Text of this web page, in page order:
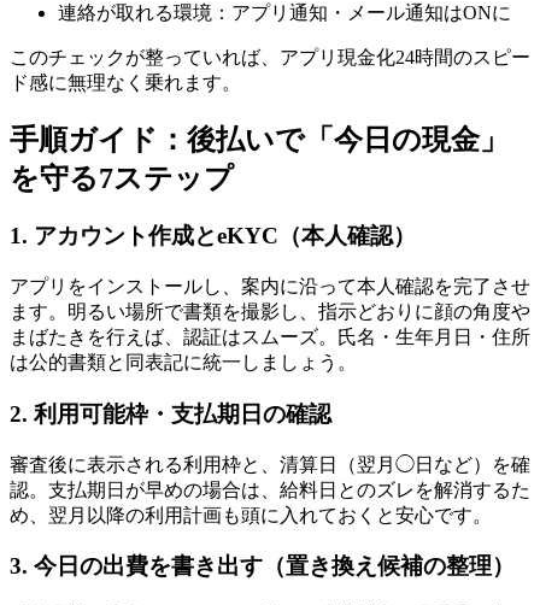
連絡が取れる環境：アプリ通知・メール通知はONに
このチェックが整っていれば、アプリ現金化24時間のスピー
ド感に無理なく乗れます。
手順ガイド：後払いで「今日の現金」
を守る7ステップ
1. アカウント作成とeKYC（本人確認）
アプリをインストールし、案内に沿って本人確認を完了させ
ます。明るい場所で書類を撮影し、指示どおりに顔の角度や
まばたきを行えば、認証はスムーズ。氏名・生年月日・住所
は公的書類と同表記に統一しましょう。
2. 利用可能枠・支払期日の確認
審査後に表示される利用枠と、清算日（翌月◯日など）を確
認。支払期日が早めの場合は、給料日とのズレを解消するた
め、翌月以降の利用計画も頭に入れておくと安心です。
3. 今日の出費を書き出す（置き換え候補の整理）